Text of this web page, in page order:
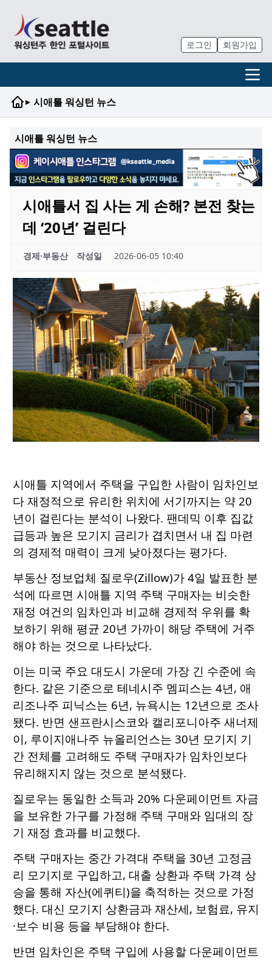
로그인 회원가입
▸ 시애틀 워싱턴 뉴스
시애틀 워싱턴 뉴스
시애틀서 집 사는 게 손해? 본전 찾는
데 ‘20년’ 걸린다
경제·부동산 작성일 2026-06-05 10:40
시애틀 지역에서 주택을 구입한 사람이 임차인보
다 재정적으로 유리한 위치에 서기까지는 약 20
년이 걸린다는 분석이 나왔다. 팬데믹 이후 집값
급등과 높은 모기지 금리가 겹치면서 내 집 마련
의 경제적 매력이 크게 낮아졌다는 평가다.
부동산 정보업체 질로우(Zillow)가 4일 발표한 분
석에 따르면 시애틀 지역 주택 구매자는 비슷한
재정 여건의 임차인과 비교해 경제적 우위를 확
보하기 위해 평균 20년 가까이 해당 주택에 거주
해야 하는 것으로 나타났다.
이는 미국 주요 대도시 가운데 가장 긴 수준에 속
한다. 같은 기준으로 테네시주 멤피스는 4년, 애
리조나주 피닉스는 6년, 뉴욕시는 12년으로 조사
됐다. 반면 샌프란시스코와 캘리포니아주 새너제
이, 루이지애나주 뉴올리언스는 30년 모기지 기
간 전체를 고려해도 주택 구매자가 임차인보다
유리해지지 않는 것으로 분석됐다.
질로우는 동일한 소득과 20% 다운페이먼트 자금
을 보유한 가구를 가정해 주택 구매와 임대의 장
기 재정 효과를 비교했다.
주택 구매자는 중간 가격대 주택을 30년 고정금
리 모기지로 구입하고, 대출 상환과 주택 가격 상
승을 통해 자산(에퀴티)을 축적하는 것으로 가정
했다. 대신 모기지 상환금과 재산세, 보험료, 유지
·보수 비용 등을 부담해야 한다.
반면 임차인은 주택 구입에 사용할 다운페이먼트